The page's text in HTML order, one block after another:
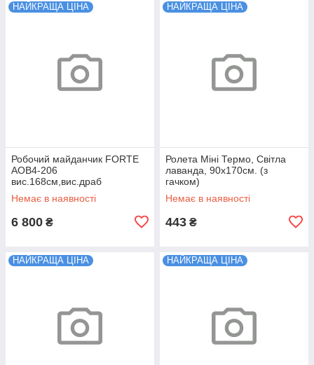
НАЙКРАЩА ЦІНА
Робочий майданчик FORTE
AOB4-206
вис.168см,вис.драб
159см,вис прист.др
280см,16,5кг 32390
Немає в наявності
6 800 ₴
НАЙКРАЩА ЦІНА
Ролета Міні Термо, Світла
лаванда, 90х170см. (з
гачком)
Немає в наявності
443 ₴
НАЙКРАЩА ЦІНА НАЙКРАЩА ЦІНА